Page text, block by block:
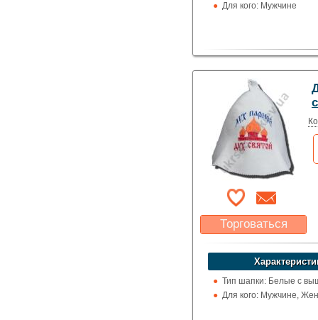
Для кого: Мужчине
Торговаться
Какая цена Вас
устроит?
Указать цену
Тип шапки: Белые с
Для кого: Мужчине,